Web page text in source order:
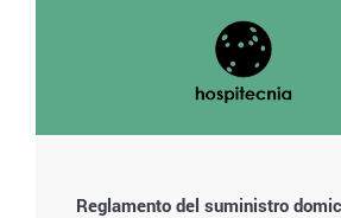
Reglamento del suministro